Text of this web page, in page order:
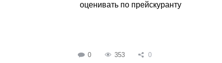
оценивать по прейскуранту
0 353 0